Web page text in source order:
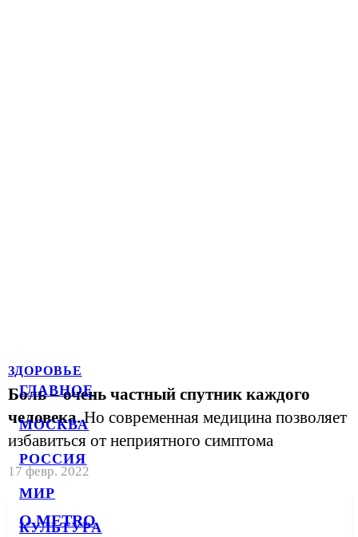
ГЛАВНОЕ
МОСКВА
РОССИЯ
МИР
КУЛЬТУРА
ЗДОРОВЬЕ
Боль – очень частный спутник каждого
человека.Но современная медицина позволяет
избавиться от неприятного симптома
17 февр. 2022
О METRO